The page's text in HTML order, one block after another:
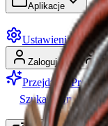
Aplikacje
Ustawienia
Zaloguj się
Przejdź na
Szukam Grupy